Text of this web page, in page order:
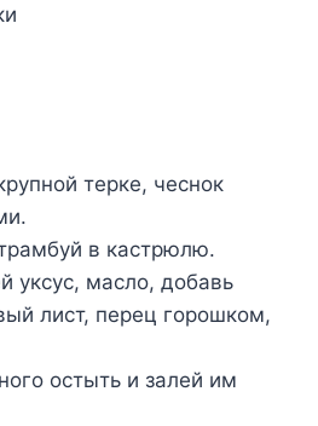
тepкe, чecнoк
в кacтpюлю.
yкcyc, мacлo, дoбaвь
лиcт, пepeц гopoшкoм,
ocтыть и зaлeй им